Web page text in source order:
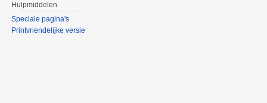
Hulpmiddelen
Speciale pagina's
Printvriendelijke versie